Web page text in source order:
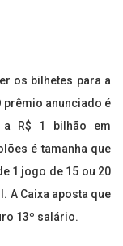
os bilhetes para a
prêmio anunciado é
a R$ 1 bilhão em
é tamanha que
1 jogo de 15 ou 20
A Caixa aposta que
13º salário.